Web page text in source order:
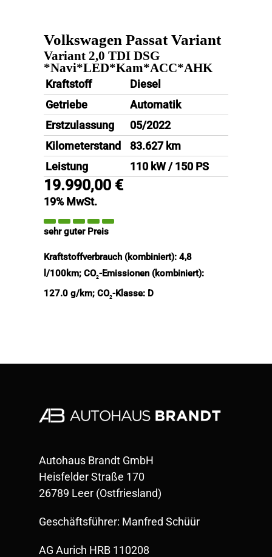
Volkswagen Passat Variant
Variant 2,0 TDI DSG
*Navi*LED*Kam*ACC*AHK
Kraftstoff
Diesel
Getriebe
Automatik
Erstzulassung
05/2022
Kilometerstand
83.627 km
Leistung
110 kW / 150 PS
19.990,00 €
19% MwSt.
sehr guter Preis
Kraftstoffverbrauch (kombiniert): 4,8
l/100km; CO2-Emissionen (kombiniert):
127.0 g/km; CO2-Klasse: D
Autohaus Brandt GmbH
Heisfelder Straße 170
26789 Leer (Ostfriesland)
Geschäftsführer: Manfred Schüür
AG Aurich HRB 110208